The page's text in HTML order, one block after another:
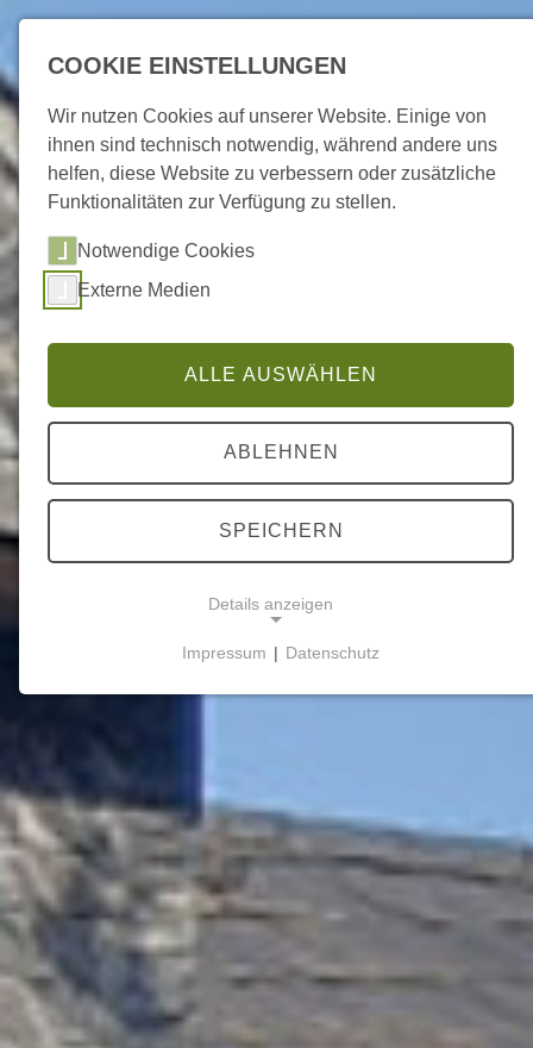
Enkirch / Mosel
Wein . Natur . Erlebnis
COOKIE EINSTELLUNGEN
Wir nutzen Cookies auf unserer Website. Einige von
ihnen sind technisch notwendig, während andere uns
helfen, diese Website zu verbessern oder zusätzliche
Funktionalitäten zur Verfügung zu stellen.
Notwendige Cookies
Externe Medien
ALLE AUSWÄHLEN
ABLEHNEN
SPEICHERN
Details anzeigen
der Website erforderlich.
Einverständnis-Cookie
Name:
cookie_consent
Zweck:
Dieser Cookie speichert die ausgewählten
Einverständnis-Optionen des Benutzers
Cookie Laufzeit:
Impressum | Datenschutz